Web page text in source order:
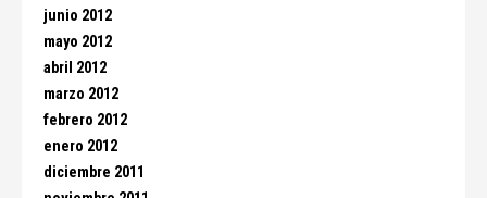
junio 2012
mayo 2012
abril 2012
marzo 2012
febrero 2012
enero 2012
diciembre 2011